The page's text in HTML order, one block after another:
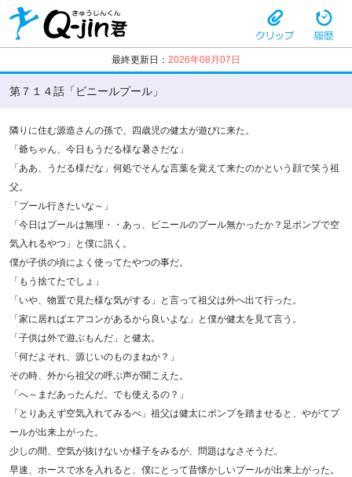
最終更新日： 2026年08月07日
第７１４話「ビニールプール」
隣りに住む源造さんの孫で、四歳児の健太が遊びに来た。
「爺ちゃん、今日もうだる様な暑さだな」
「ああ、うだる様だな」何処でそんな言葉を覚えて来たのかという顔で笑う祖
父。
「プール行きたいな～」
「今日はプールは無理・・あっ、ビニールのプール無かったか？足ポンプで空
気入れるやつ」と僕に訊く。
僕が子供の頃によく使ってたやつの事だ。
「もう捨てたでしょ」
「いや、物置で見た様な気がする」と言って祖父は外へ出て行った。
「家に居ればエアコンがあるから良いよな」と僕が健太を見て言う。
「子供は外で遊ぶもんだ」と健太。
「何だよそれ、源じいのものまねか？」
その時、外から祖父の呼ぶ声が聞こえた。
「へ～まだあったんだ。でも使えるの？」
「とりあえず空気入れてみるべ」祖父は健太にポンプを踏ませると、やがてプ
ールが出来上がった。
少しの間、空気が抜けないか様子をみるが、問題はなさそうだ。
早速、ホースで水を入れると、僕にとって昔懐かしいプールが出来上がった。